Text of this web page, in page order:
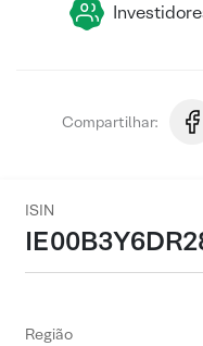
Compartilhar:
ISIN
Região